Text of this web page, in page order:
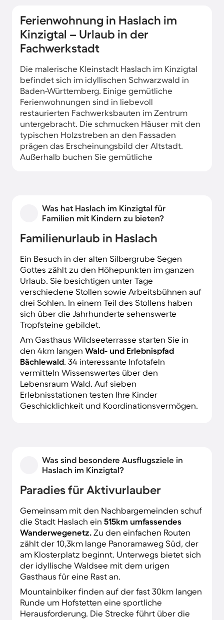
Ferienwohnung in Haslach im
Kinzigtal – Urlaub in der
Fachwerkstadt
Die malerische Kleinstadt Haslach im Kinzigtal
befindet sich im idyllischen Schwarzwald in
Baden-Württemberg. Einige gemütliche
Ferienwohnungen sind in liebevoll
restaurierten Fachwerksbauten im Zentrum
untergebracht. Die schmucken Häuser mit den
typischen Holzstreben an den Fassaden
prägen das Erscheinungsbild der Altstadt.
Außerhalb buchen Sie gemütliche
begeistert sein.
Was hat Haslach im Kinzigtal für
Familien mit Kindern zu bieten?
Familienurlaub in Haslach
Ein Besuch in der alten Silbergrube Segen
Gottes zählt zu den Höhepunkten im ganzen
Urlaub. Sie besichtigen unter Tage
verschiedene Stollen sowie Arbeitsbühnen auf
drei Sohlen. In einem Teil des Stollens haben
sich über die Jahrhunderte sehenswerte
Tropfsteine gebildet.
Am Gasthaus Wildseeterrasse starten Sie in
den 4km langen Wald- und Erlebnispfad
Bächlewald. 34 interessante Infotafeln
vermitteln Wissenswertes über den
Lebensraum Wald. Auf sieben
Erlebnisstationen testen Ihre Kinder
Geschicklichkeit und Koordinationsvermögen.
Was sind besondere Ausflugsziele in
Haslach im Kinzigtal?
Paradies für Aktivurlauber
Gemeinsam mit den Nachbargemeinden schuf
die Stadt Haslach ein 515km umfassendes
Wanderwegenetz. Zu den einfachen Routen
zählt der 10,3km lange Panoramaweg Süd, der
am Klosterplatz beginnt. Unterwegs bietet sich
der idyllische Waldsee mit dem urigen
Gasthaus für eine Rast an.
Mountainbiker finden auf der fast 30km langen
Runde um Hofstetten eine sportliche
Herausforderung. Die Strecke führt über die